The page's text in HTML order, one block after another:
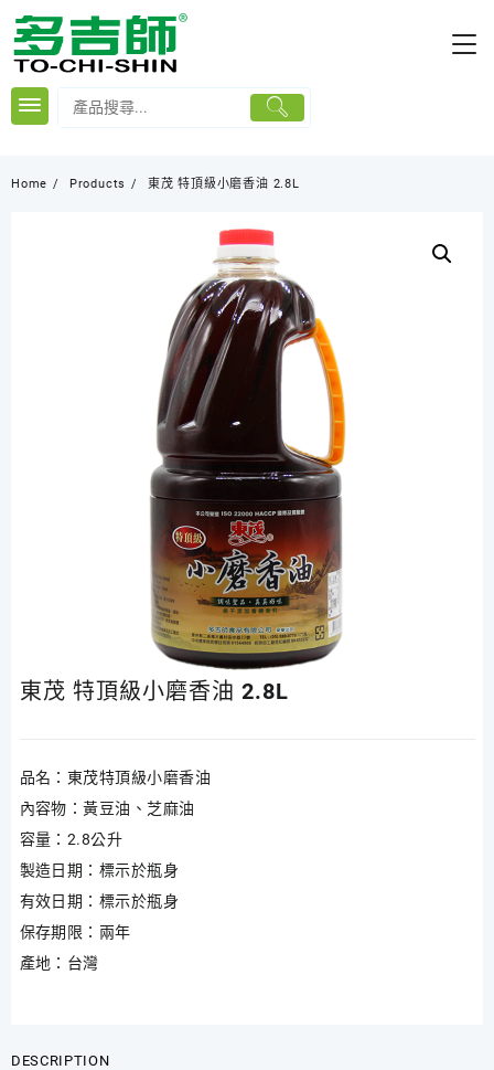
content
Home Products 東茂 特頂級小磨香油 2.8L
東茂 特頂級小磨香油 2.8L
品名：東茂特頂級小磨香油
內容物：黃豆油、芝麻油
容量：2.8公升
製造日期：標示於瓶身
有效日期：標示於瓶身
保存期限：兩年
產地：台灣
DESCRIPTION